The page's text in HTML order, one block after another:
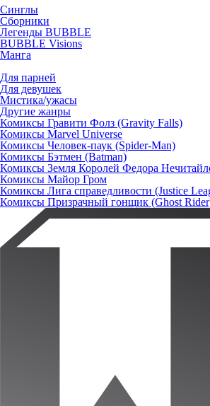
Синглы
Сборники
Легенды BUBBLE
BUBBLE Visions
Манга
Для парней
Для девушек
Мистика/ужасы
Другие жанры
Комиксы Гравити Фолз (Gravity Falls)
Комиксы Marvel Universe
Комиксы Человек-паук (Spider-Man)
Комиксы Бэтмен (Batman)
Комиксы Земля Королей Федора
Комиксы Майор Гром
Комиксы Лига справедливости (Justice
Комиксы Призрачный гонщик (Ghost